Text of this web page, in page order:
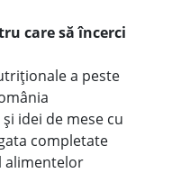
care să încerci
a peste
idei de mese cu
completate
alimentelor